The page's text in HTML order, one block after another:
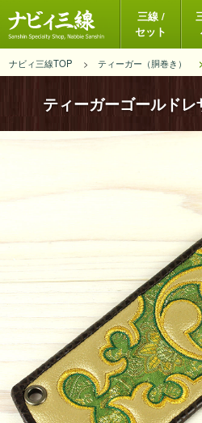
三線 /
セット
ナビィ三線TOP ティーガー（胴巻き）
ティーガーゴールド